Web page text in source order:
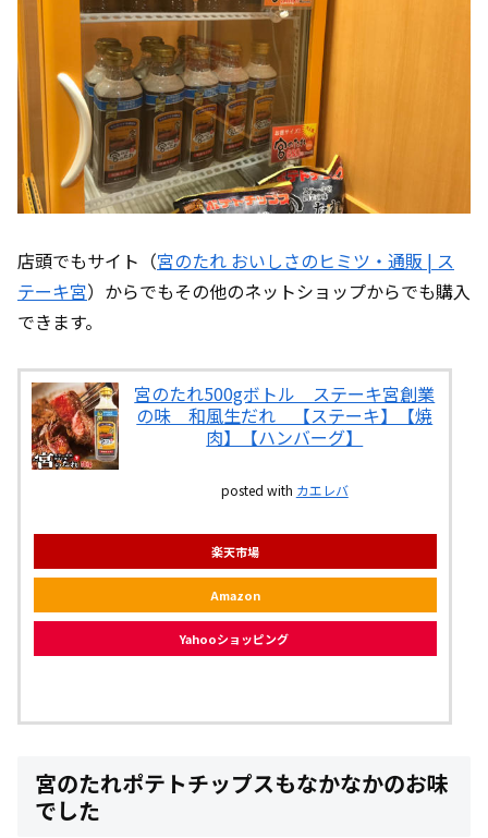
店頭でもサイト（宮のたれ おいしさのヒミツ・通販 | ス
テーキ宮）からでもその他のネットショップからでも購入
できます。
宮のたれ500gボトル ステーキ宮創業
の味 和風生だれ 【ステーキ】【焼
肉】【ハンバーグ】
posted with カエレバ
楽天市場
Amazon
Yahooショッピング
宮のたれポテトチップスもなかなかのお味
でした